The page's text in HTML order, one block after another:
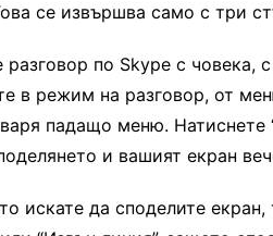
се извършва само с три
разговор по Skype с човека,
в режим на разговор, от
падащо меню. Натиснете
и вашият екран
искате да споделите